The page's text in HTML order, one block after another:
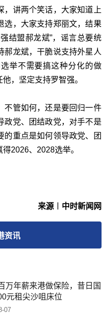
，讲两个笑话，大家知道上
选，大家支持郑丽文，结果
结盟郝龙斌”，谣言总要统
郝龙斌，干脆说支持外星人
举不需要搞这种分化的做
，坚定支持罗智强。
不管如何，还是要回归一件
政党、团结政党，对手不是
的重点是如何领导政党、团
2026、2028选举。
来源︱中时新闻网
资讯
万年薪来港做保险，昔日国
元租尖沙咀床位
07